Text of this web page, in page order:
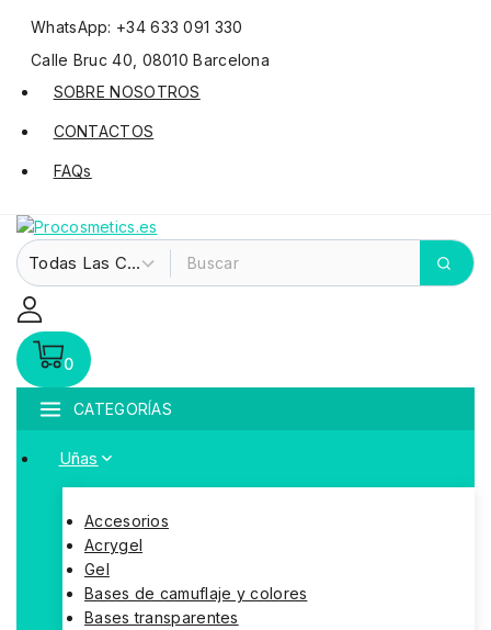
WhatsApp: +34 633 091 330
Calle Bruc 40, 08010 Barcelona
SOBRE NOSOTROS
CONTACTOS
FAQs
0
CATEGORÍAS
Uñas
Accesorios
Acrygel
Gel
Bases de camuflaje y colores
Bases transparentes